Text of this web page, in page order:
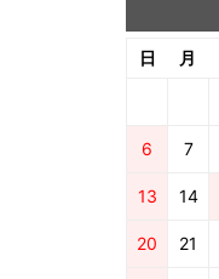
日 月
6 7
13 14
20 21